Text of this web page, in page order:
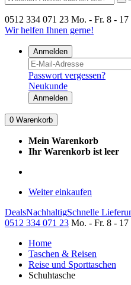
0512 334 071 23 Mo. - Fr. 8 -
Wir helfen Ihnen gerne!
Anmelden
Passwort vergessen?
Neukunde
Anmelden
0 Warenkorb
Mein Warenkorb
Ihr Warenkorb ist leer
Weiter einkaufen
DealsNachhaltigSchnelle
0512 334 071 23 Mo. - Fr. 8 -
Home
Taschen & Reisen
Reise und Sporttaschen
Schuhtasche